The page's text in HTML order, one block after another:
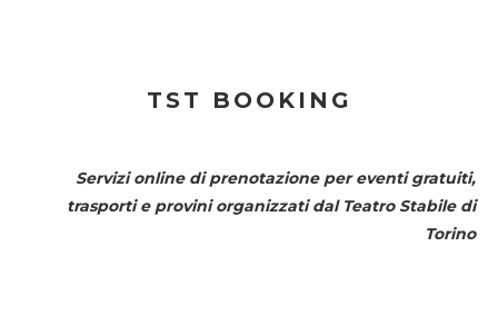
TST BOOKING
Servizi online di prenotazione per eventi gratuiti,
trasporti e provini organizzati dal Teatro Stabile di
Torino